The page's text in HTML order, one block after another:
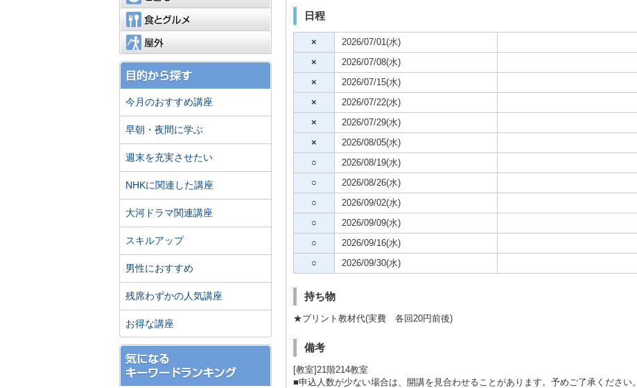
日程
× 2026/07/01(水)
× 2026/07/08(水)
× 2026/07/15(水)
× 2026/07/22(水)
× 2026/07/29(水)
× 2026/08/05(水)
○ 2026/08/19(水)
○ 2026/08/26(水)
○ 2026/09/02(水)
○ 2026/09/09(水)
○ 2026/09/16(水)
○ 2026/09/30(水)
持ち物
★プリント教材代(実費 各回20円前後)
備考
[教室]21階214教室
■申込人数が少ない場合は、開講を見合わせることがあります。予めご了承ください。
食とグルメ
今月のおすすめ講座
早朝・夜間に学ぶ
週末を充実させたい
NHKに関連した講座
大河ドラマ関連講座
スキルアップ
男性におすすめ
残席わずかの人気講座
お得な講座